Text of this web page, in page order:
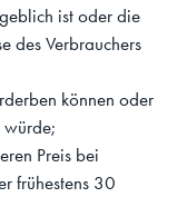
ist oder die
des Verbrauchers
können oder
würde;
Preis bei
frühestens 30